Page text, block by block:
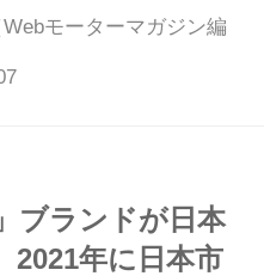
半ばに思える。世界で
速い充電インフラが普
うけれど、日本が誇る
優しい「便利な乗り
及できるのだろうか。
モーターマガジン編
ブランドが日本
年に日本市